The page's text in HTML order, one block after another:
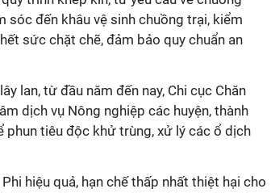
sóc đến khâu vệ sinh chuồng trại, kiểm
sức chặt chẽ, đảm bảo quy chuẩn an
lan, từ đầu năm đến nay, Chi cục Chăn
dịch vụ Nông nghiệp các huyện, thành
tiêu độc khử trùng, xử lý các ổ dịch
hiệu quả, hạn chế thấp nhất thiệt hại cho